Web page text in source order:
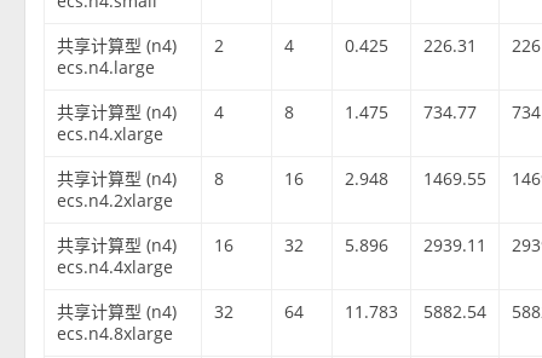
共享计算型 (n4)
ecs.n4.large
2 4 0.425 226.31
共享计算型 (n4)
ecs.n4.xlarge
4 8 1.475 734.77
共享计算型 (n4)
ecs.n4.2xlarge
8 16 2.948 1469.55
共享计算型 (n4)
ecs.n4.4xlarge
16 32 5.896 2939.11
共享计算型 (n4)
ecs.n4.8xlarge
32 64 11.783 5882.54